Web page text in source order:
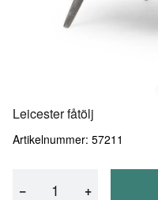
Leicester fåtölj
Artikelnummer: 57211
− +